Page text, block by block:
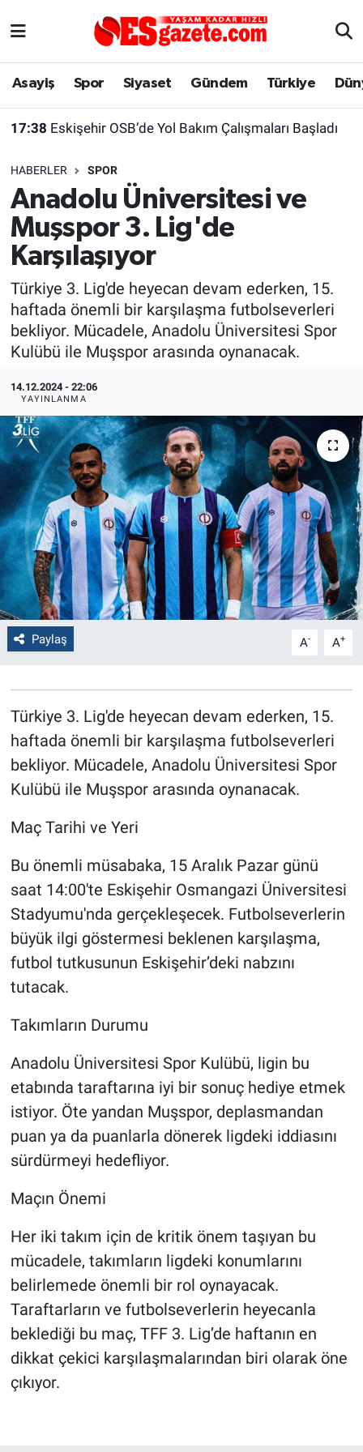
Asayiş Spor Siyaset Gündem Türkiye
17:38 Eskişehir OSB’de Yol Bakım Çalışmaları Başladı
HABERLER SPOR
Anadolu Üniversitesi ve
Muşspor 3. Lig'de
Karşılaşıyor
Türkiye 3. Lig'de heyecan devam ederken, 15.
haftada önemli bir karşılaşma futbolseverleri
bekliyor. Mücadele, Anadolu Üniversitesi Spor
Kulübü ile Muşspor arasında oynanacak.
14.12.2024 - 22:06
YAYINLANMA
Paylaş A- A+
Türkiye 3. Lig'de heyecan devam ederken, 15.
haftada önemli bir karşılaşma futbolseverleri
bekliyor. Mücadele, Anadolu Üniversitesi Spor
Kulübü ile Muşspor arasında oynanacak.
Maç Tarihi ve Yeri
Bu önemli müsabaka, 15 Aralık Pazar günü
saat 14:00'te Eskişehir Osmangazi Üniversitesi
Stadyumu'nda gerçekleşecek. Futbolseverlerin
büyük ilgi göstermesi beklenen karşılaşma,
futbol tutkusunun Eskişehir’deki nabzını
tutacak.
Takımların Durumu
Anadolu Üniversitesi Spor Kulübü, ligin bu
etabında taraftarına iyi bir sonuç hediye etmek
istiyor. Öte yandan Muşspor, deplasmandan
puan ya da puanlarla dönerek ligdeki iddiasını
sürdürmeyi hedefliyor.
Maçın Önemi
Her iki takım için de kritik önem taşıyan bu
mücadele, takımların ligdeki konumlarını
belirlemede önemli bir rol oynayacak.
Taraftarların ve futbolseverlerin heyecanla
beklediği bu maç, TFF 3. Lig’de haftanın en
dikkat çekici karşılaşmalarından biri olarak öne
çıkıyor.
Asayiş
Gündem
Türkiye
Dünya
Sağlık
Alış-Veriş/İş dünyası
Yaşam
Eskişehirspor Arşivi
Eskişehir Arşivi
Röportaj
Ekonomi
Kültür Sanat
Politika
Bilecik
Kütahya
Gezi
Genel
Çevre
Yerel
Bilim ve Teknoloji
Eskişehir Nöbetçi Eczaneler
Süper Lig Puan Durumu ve Fikstür
Tüm Manşetler
Son Dakika Haberleri
Haber Arşivi